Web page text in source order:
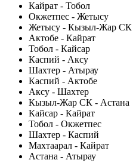
Кайрат - Тобол
Окжетпес - Жетысу
Жетысу - Кызыл-Жар СК
Актобе - Кайрат
Тобол - Кайсар
Каспий - Аксу
Шахтер - Атырау
Каспий - Актобе
Аксу - Шахтер
Кызыл-Жар СК - Астана
Кайсар - Кайрат
Тобол - Окжетпес
Шахтер - Каспий
Махтаарал - Кайрат
Астана - Атырау